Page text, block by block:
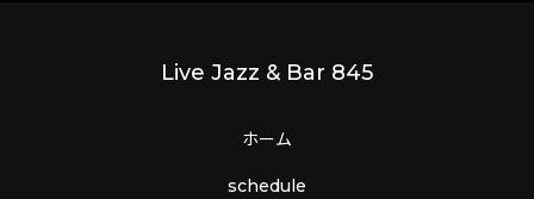
Live Jazz & Bar 845
ホーム
schedule